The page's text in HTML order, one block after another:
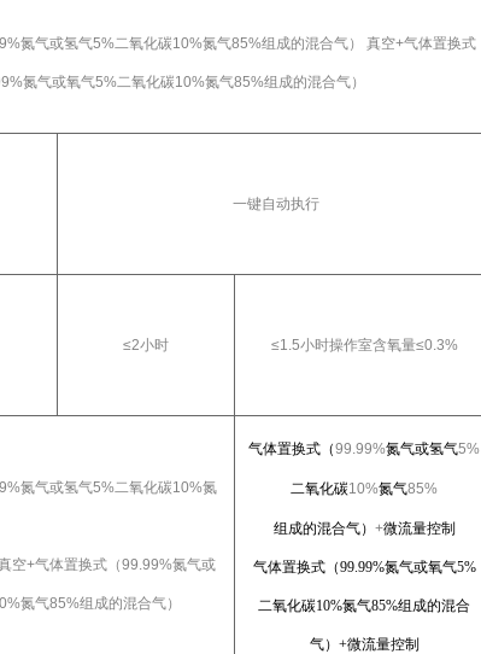
氮气或氢气5%二氧化碳10%氮气85%组成的混合气） 真空+气体置换式
氮气或氧气5%二氧化碳10%氮气85%组成的混合气）
一键自动执行
≤2小时 ≤1.5小时操作室含氧量≤0.3%
氮气或氢气5%二氧化碳10%氮
空+气体置换式（99.99%氮气或
氮气85%组成的混合气）
气体置换式（99.99%氮气或氢气5%
二氧化碳10%氮气85%
组成的混合气） +微流量控制
气体置换式（99.99%氮气或氧气5%
二氧化碳10%氮气85%组成的混合
气） +微流量控制